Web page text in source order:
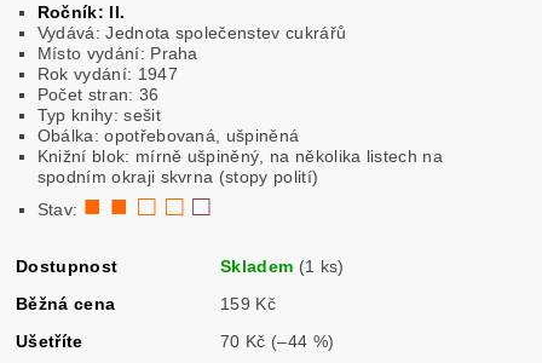
Ročník: II.
Vydává: Jednota společenstev cukrářů
Místo vydání: Praha
Rok vydání: 1947
Počet stran: 36
Typ knihy: sešit
Obálka: opotřebovaná, ušpiněná
Knižní blok: mírně ušpiněný, na několika listech na
spodním okraji skvrna (stopy polití)
Stav: ■ ■ □ □□
Dostupnost Skladem (1 ks)
Běžná cena
159 Kč
Ušetříte
70 Kč (–44 %)